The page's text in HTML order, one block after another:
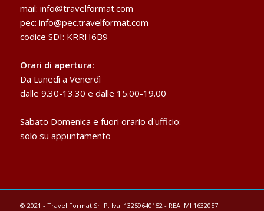
mail: info@travelformat.com
pec: info@pec.travelformat.com
codice SDI: KRRH6B9
Orari di apertura:
Da Lunedì a Venerdì
dalle 9.30-13.30 e dalle 15.00-19.00
Sabato Domenica e fuori orario d'ufficio:
solo su appuntamento
© 2021 - Travel Format Srl P. Iva: 13259640152 - REA: MI 1632057